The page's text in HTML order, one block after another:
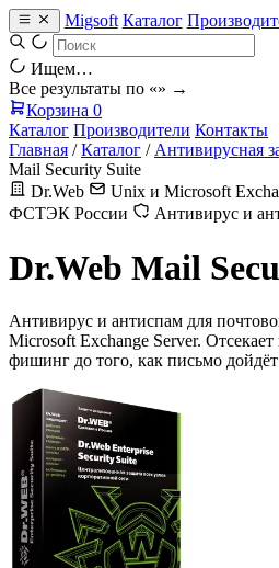
Migsoft Каталог
Ищем…
Все результаты по «» →
Корзина 0
Каталог Производители Контакты
Главная / Каталог / Антивирусная
Mail Security Suite
Dr.Web
Unix и Microsoft
ФСТЭК России
Антивирус и
Dr.Web Mail
Антивирус и антиспам для
Microsoft Exchange Server.
фишинг до того, как письмо